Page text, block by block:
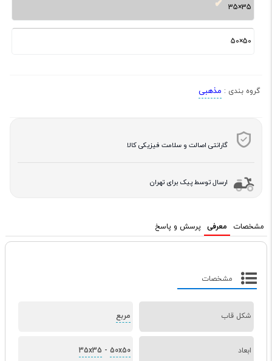
35×35
50×50
گروه بندی : مذهبی
گارانتی اصالت و سلامت فیزیکی کالا
ارسال توسط پیک برای تهران
مشخصات معرفی پرسش و پاسخ
مشخصات
شکل قاب مربع
ابعاد 35x35 - 50x50